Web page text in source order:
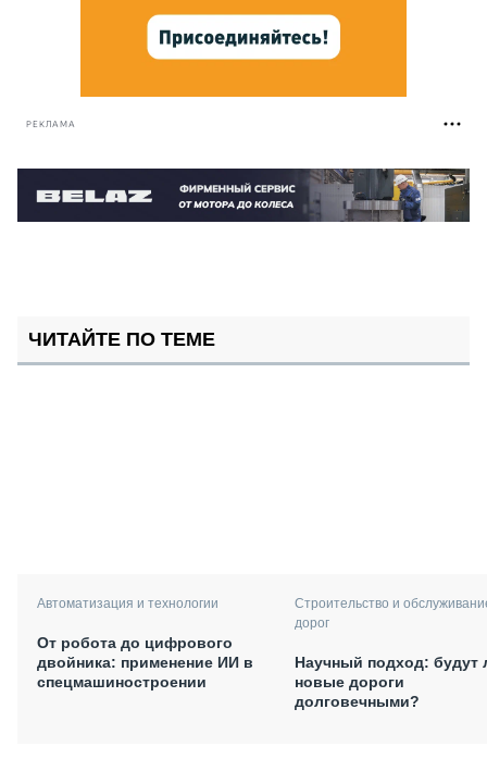
РЕКЛАМА
ЧИТАЙТЕ ПО ТЕМЕ
Автоматизация и технологии
От робота до цифрового
двойника: применение ИИ в
спецмашиностроении
Строительство и
дорог
Научный подход: будут
новые дороги
долговечными?